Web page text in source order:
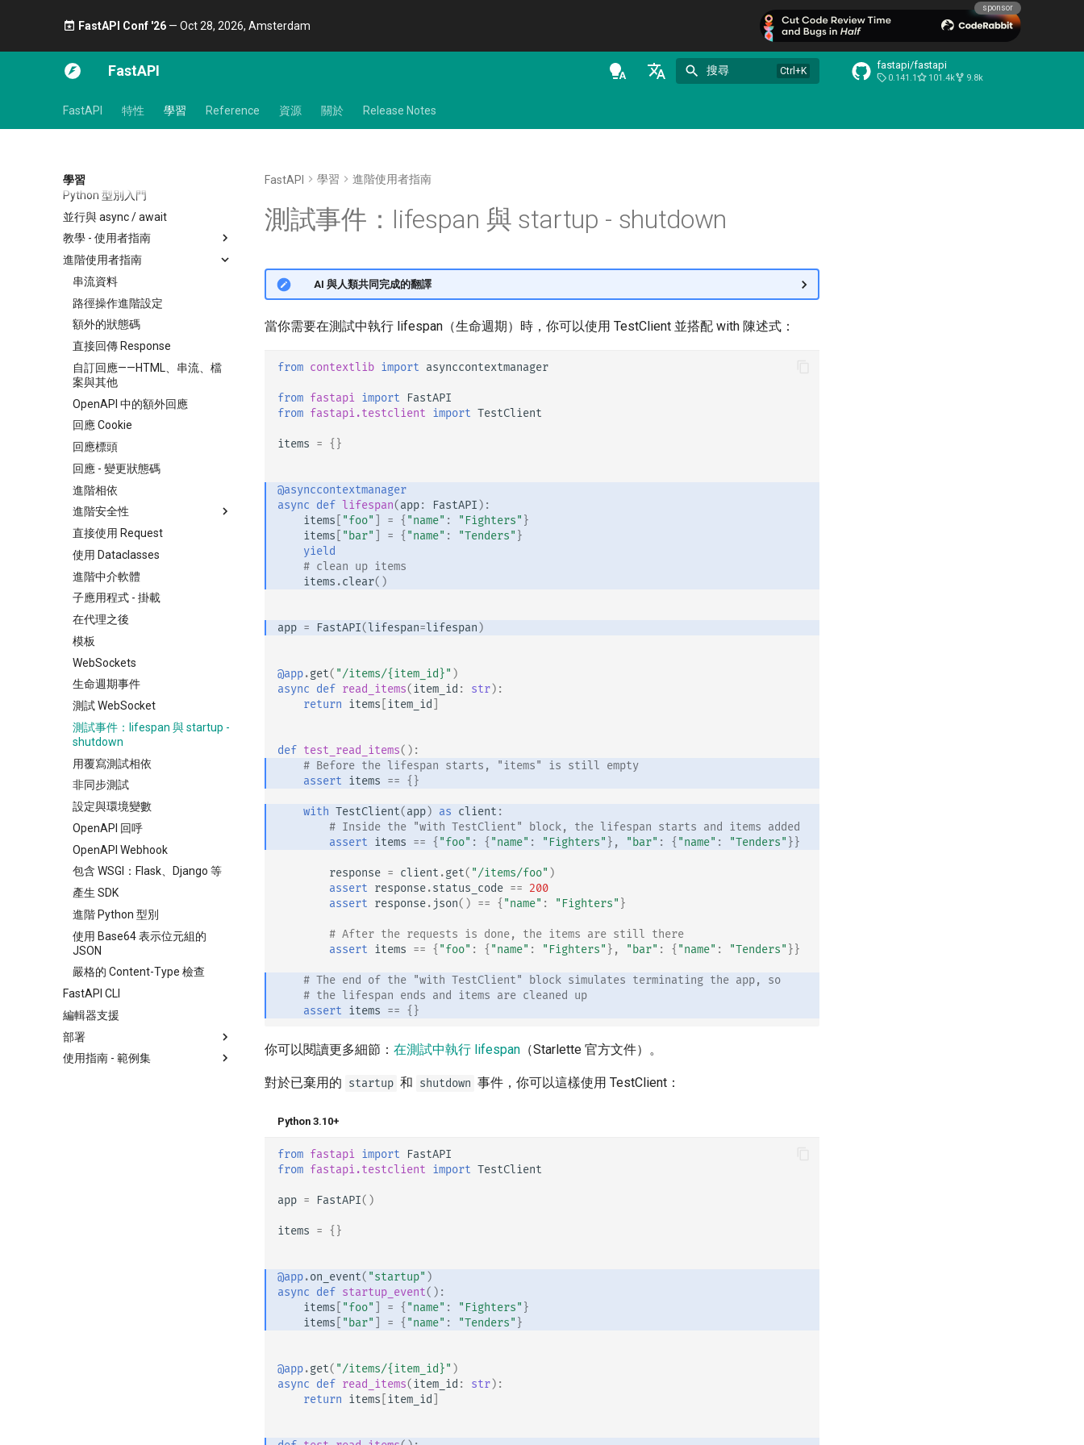
FastAPI Conf '26— Oct 28, 2026, Amsterdam 🎤
sponsor
FastAPI
hi - हिन्दी
搜尋 fastapi/fastapi
0.141.1 101.4k 9.8k
FastAPI 特性 學習 Reference 資源 關於 Release Notes
學習
Python 型別入門
並行與 async / await
教學 - 使用者指南
第一步
路徑參數
查詢參數
請求本文
查詢參數與字串驗證
路徑參數與數值驗證
查詢參數模型
Body - 多個參數
Body - 欄位
Body - 巢狀模型
宣告請求範例資料
額外的資料型別
Cookie 參數
Header 參數
Cookie 參數模型
標頭參數模型
回應模型 - 回傳型別
額外的模型
回應狀態碼
表單資料
表單模型
請求中的檔案
請求中的表單與檔案
錯誤處理
路徑操作設定
JSON 相容編碼器
Body - 更新
依賴
以類別作為相依性
子相依
路徑操作裝飾器中的依賴
全域依賴
使用 yield 的相依
安全性
安全性 - 入門
取得目前使用者
簡易 OAuth2：Password 與
Bearer
使用密碼（與雜湊）的
OAuth2、以 Bearer 搭配 JWT
權杖
中介軟體
CORS（跨來源資源共用）
SQL（關聯式）資料庫
更大型的應用程式 - 多個檔案
串流 JSON Lines
Server-Sent Events（SSE）
背景任務
中繼資料與文件 URL
前端
進階使用者指南
串流資料
路徑操作進階設定
額外的狀態碼
直接回傳 Response
自訂回應——HTML、串流、檔
案與其他
OpenAPI 中的額外回應
回應 Cookie
回應標頭
回應 - 變更狀態碼
進階相依
進階安全性
OAuth2 範圍（scopes）
HTTP 基本認證
直接使用 Request
使用 Dataclasses
進階中介軟體
子應用程式 - 掛載
在代理之後
模板
WebSockets
生命週期事件
測試 WebSocket
測試事件：lifespan 與 startup -
shutdown
用覆寫測試相依
非同步測試
設定與環境變數
OpenAPI 回呼
OpenAPI Webhook
包含 WSGI：Flask、Django 等
產生 SDK
進階 Python 型別
使用 Base64 表示位元組的
JSON
嚴格的 Content-Type 檢查
FastAPI CLI
編輯器支援
部署
關於 FastAPI 版本
使用指南 - 範例集
FastAPI 學習 進階使用者指南
測試事件：lifespan 與 startup - shutdown
🌐 AI 與人類共同完成的翻譯
當你需要在測試中執行 lifespan（生命週期）時，你可以使用 TestClient 並搭配 with 陳述式：
from contextlib import asynccontextmanager
from fastapi import
FastAPI
from fastapi.testclient import TestClient
items = {}
@asynccontextmanager
async def lifespan(app: FastAPI ):
items
"foo" = { "name" : "Fighters" }
items
"bar" = { "name" : "Tenders" }
yield
# clean up items
items .clear()
app = FastAPI(lifespan=lifespan )
@app.get( "/items/{item_id}" )
async def read_items(item_id : str):
return items item_id
def test_read_items():
# Before the lifespan starts, "items" is still empty
assert items == {}
with TestClient(app) as client :
# Inside the "with TestClient" block, the lifespan starts and items added
assert items == { "foo" : { "name" : "Fighters" }, "bar" : { "name" : "Tenders" }}
response = client .get( "/items/foo" )
assert response.status_code == 200
assert response. json() == { "name" : "Fighters" }
# After the requests is done, the items are still there
assert items == { "foo" : { "name" : "Fighters" }, "bar" : { "name" : "Tenders" }}
# The end of the "with TestClient" block simulates terminating the app, so
# the lifespan ends and items are cleaned up
assert items == {}
你可以閱讀更多細節： 在測試中執行 lifespan （Starlette 官方文件）。
對於已棄用的 startup 和 shutdown 事件，你可以這樣使用 TestClient：
Python 3.10+
from fastapi import
FastAPI
from fastapi.testclient import TestClient
app = FastAPI()
items = {}
@app.on_event( "startup" )
async def startup_event():
items
"foo" = { "name" : "Fighters" }
items
"bar" = { "name" : "Tenders" }
@app.get( "/items/{item_id}" )
async def read_items(item_id : str):
return items item_id